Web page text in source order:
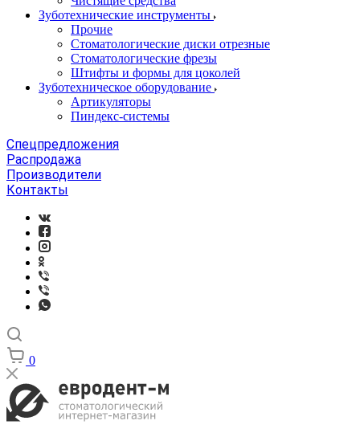
Зуботехнические инструменты
Прочие
Стоматологические диски отрезные
Стоматологические фрезы
Штифты и формы для цоколей
Зуботехническое оборудование
Артикуляторы
Пиндекс-системы
Спецпредложения
Распродажа
Производители
Контакты
0